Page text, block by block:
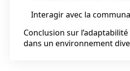
Interagir avec la
Conclusion sur
dans un environnement